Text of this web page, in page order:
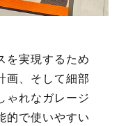
を実現するため
画、そして細部
ゃれなガレージ
的で使いやすい